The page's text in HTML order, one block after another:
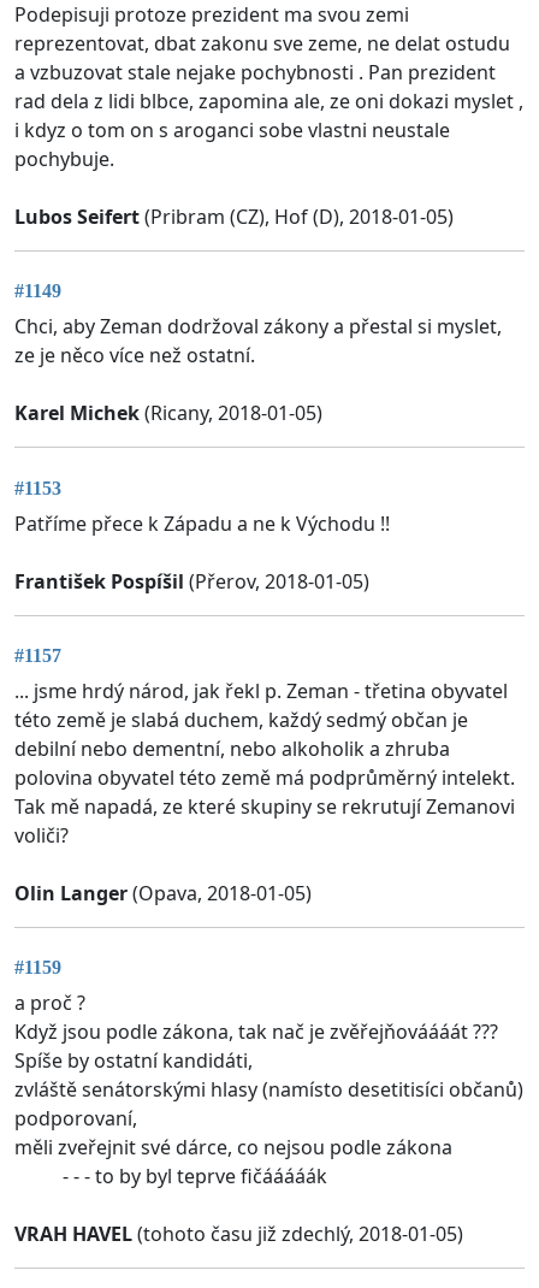
Podepisuji protoze prezident ma svou zemi
reprezentovat, dbat zakonu sve zeme, ne delat ostudu
a vzbuzovat stale nejake pochybnosti . Pan prezident
rad dela z lidi blbce, zapomina ale, ze oni dokazi myslet ,
i kdyz o tom on s aroganci sobe vlastni neustale
pochybuje.
Lubos Seifert(Pribram (CZ), Hof (D), 2018-01-05)
#1149
Chci, aby Zeman dodržoval zákony a přestal si myslet,
ze je něco více než ostatní.
Karel Michek(Ricany, 2018-01-05)
#1153
Patříme přece k Západu a ne k Východu !!
František Pospíšil (Přerov, 2018-01-05)
#1157
... jsme hrdý národ, jak řekl p. Zeman - třetina obyvatel
této země je slabá duchem, každý sedmý občan je
debilní nebo dementní, nebo alkoholik a zhruba
polovina obyvatel této země má podprůměrný intelekt.
Tak mě napadá, ze které skupiny se rekrutují Zemanovi
voliči?
Olin Langer(Opava, 2018-01-05)
#1159
a proč ?
Když jsou podle zákona, tak nač je zvěřejňováááát ???
Spíše by ostatní kandidáti,
zvláště senátorskými hlasy (namísto desetitisíci občanů)
podporovaní,
měli zveřejnit své dárce, co nejsou podle zákona
- - - to by byl teprve fičááááák
VRAH HAVEL(tohoto času již zdechlý, 2018-01-05)